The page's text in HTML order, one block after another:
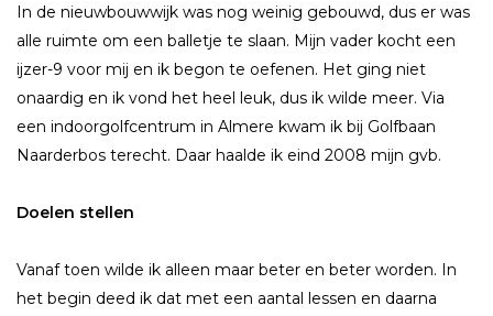
In de nieuwbouwwijk was nog weinig gebouwd, dus er was
alle ruimte om een balletje te slaan. Mijn vader kocht een
ijzer-9 voor mij en ik begon te oefenen. Het ging niet
onaardig en ik vond het heel leuk, dus ik wilde meer. Via
een indoorgolfcentrum in Almere kwam ik bij Golfbaan
Naarderbos terecht. Daar haalde ik eind 2008 mijn gvb.
Doelen stellen
Vanaf toen wilde ik alleen maar beter en beter worden. In
het begin deed ik dat met een aantal lessen en daarna